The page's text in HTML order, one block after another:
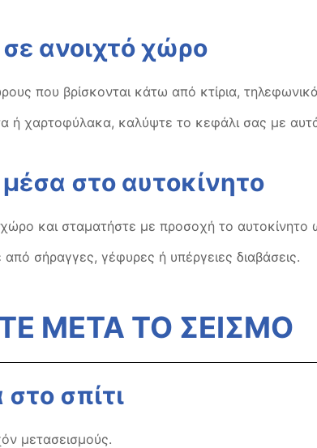
ανοιχτό χώρο
που βρίσκονται κάτω από κτίρια,
ή χαρτοφύλακα, καλύψτε το κεφάλι σας με
στο αυτοκίνητο
και σταματήστε με προσοχή το αυτοκίνητο
σήραγγες, γέφυρες ή υπέργειες διαβάσεις.
ΜΕΤΑ ΤΟ ΣΕΙΣΜΟ
σπίτι
μετασεισμούς.